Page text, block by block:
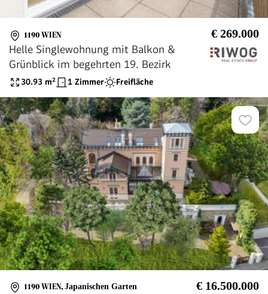
1190 WIEN € 269.000
Helle Singlewohnung mit Balkon &
Grünblick im begehrten 19. Bezirk
30.93 m² 1 Zimmer Freifläche
1190 WIEN, Japanischen Garten € 16.500.000